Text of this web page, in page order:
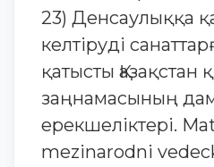
23) Денсаулыққа
келтіруді
қатысты
заңнамасының
ерекшеліктері.
mezinarodni